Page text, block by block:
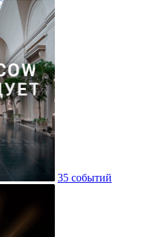
35 событий